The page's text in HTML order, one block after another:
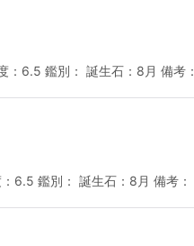
：6.5 鑑別： 誕生石：8月 備考：
6.5 鑑別： 誕生石：8月 備考：